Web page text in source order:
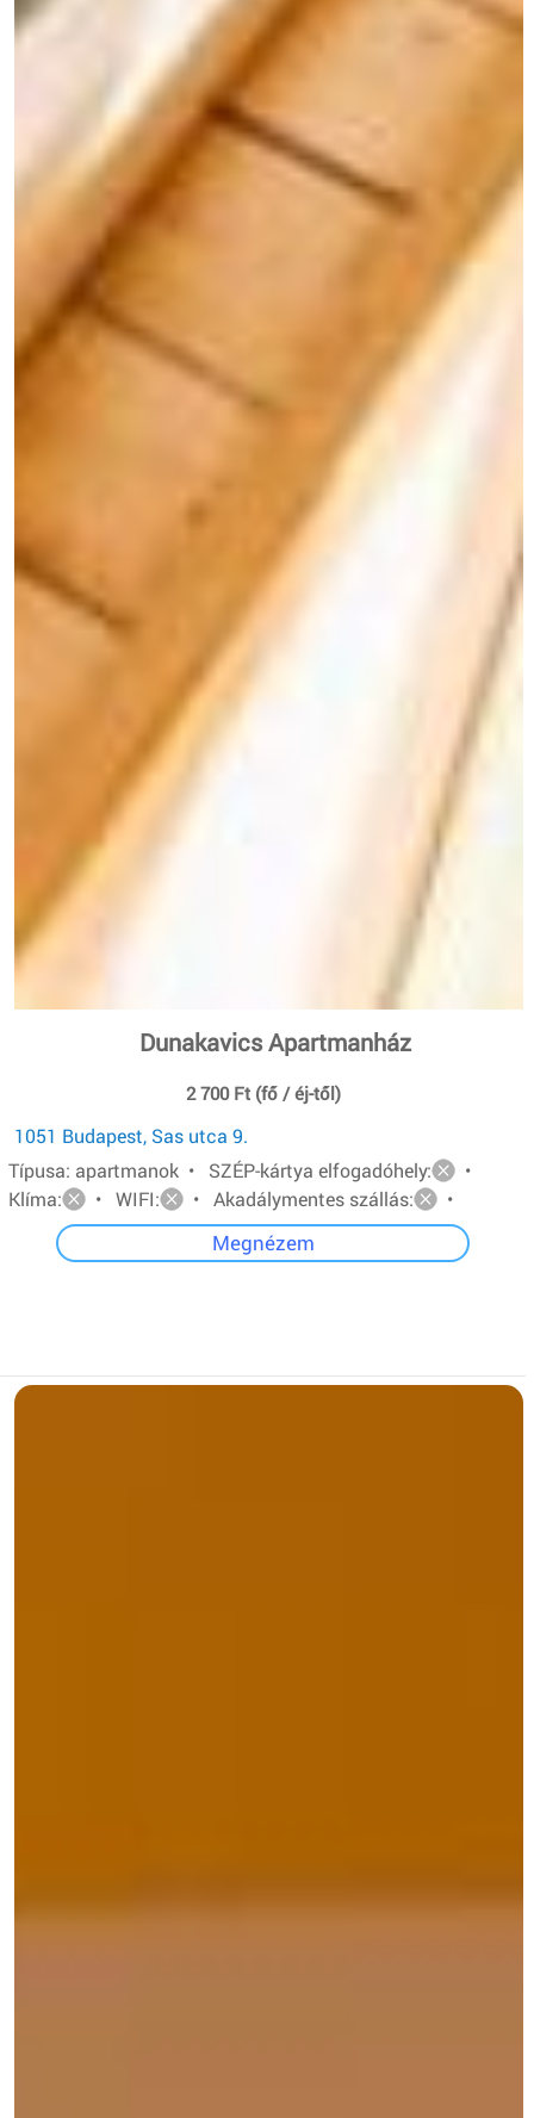
Dunakavics Apartmanház
2 700 Ft (fő / éj-től)
1051 Budapest, Sas utca 9.
Típusa: apartmanok • SZÉP-kártya elfogadóhely:
•
Klíma:
• WIFI: • Akadálymentes szállás: •
Megnézem